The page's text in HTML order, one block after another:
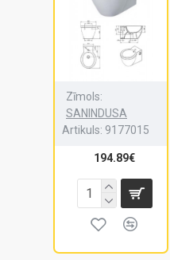
Zīmols:
SANINDUSA
Artikuls: 9177015
194.89€